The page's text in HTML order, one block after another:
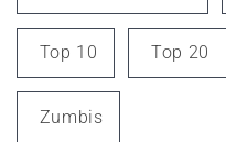
Top 10 Top 20
Zumbis